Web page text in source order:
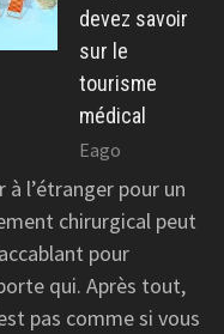
devez savoir
sur le
tourisme
médical
Eago
à l’étranger pour un
chirurgical peut
pour
qui. Après tout,
pas comme si vous